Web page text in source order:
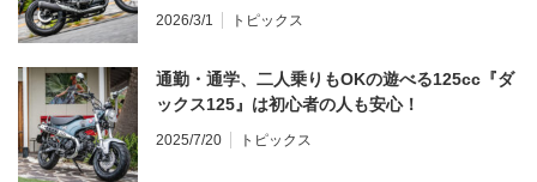
ンプレ・レビュー 前編】
2026/3/1 トピックス
通勤・通学、二人乗りもOKの遊べる125cc『ダ
ックス125』は初心者の人も安心！
2025/7/20 トピックス